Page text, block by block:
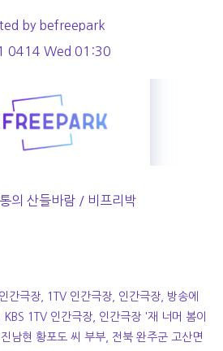
by befreepark
0414 Wed 01:30
의 산들바람 / 비프리박
간극장, 1TV 인간극장, 인간극장, 방송에
1TV 인간극장, 인간극장 '재 너머 봄이
남현 황포도 씨 부부, 전북 완주군 고산면